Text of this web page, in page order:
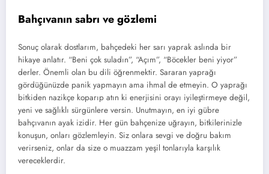
Bahçıvanın sabrı ve gözlemi
Sonuç olarak dostlarım, bahçedeki her sarı yaprak aslında bir
hikaye anlatır. “Beni çok suladın”, “Açım”, “Böcekler beni yiyor”
derler. Önemli olan bu dili öğrenmektir. Sararan yaprağı
gördüğünüzde panik yapmayın ama ihmal de etmeyin. O yaprağı
bitkiden nazikçe koparıp atın ki enerjisini orayı iyileştirmeye değil,
yeni ve sağlıklı sürgünlere versin. Unutmayın, en iyi gübre
bahçıvanın ayak izidir. Her gün bahçenize uğrayın, bitkilerinizle
konuşun, onları gözlemleyin. Siz onlara sevgi ve doğru bakım
verirseniz, onlar da size o muazzam yeşil tonlarıyla karşılık
vereceklerdir.